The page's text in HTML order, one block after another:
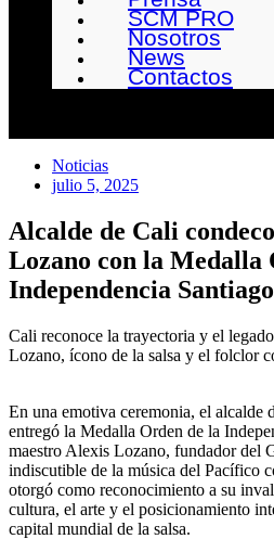
SCM PRO
Nosotros
News
Contactos
Noticias
julio 5, 2025
Alcalde de Cali
Lozano con la Medalla
Independencia
Cali reconoce la trayectoria y el
Lozano, ícono de la salsa y el folclor
En una emotiva ceremonia, el alcalde
entregó la Medalla Orden de la
maestro Alexis Lozano, fundador del
indiscutible de la música del Pacífico
otorgó como reconocimiento a su
cultura, el arte y el posicionamiento
capital mundial de la salsa.